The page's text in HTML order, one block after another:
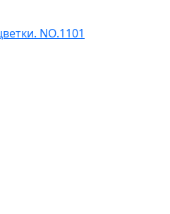
NO.1101